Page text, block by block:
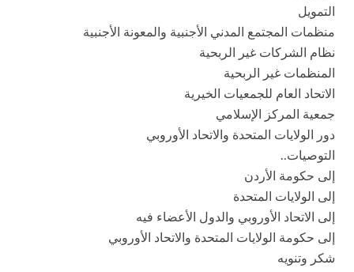
التمويل
منظمات المجتمع المدني الأجنبية والمعونة الأجنبية
نظام الشركات غير الربحية
المنظمات غير الربحية
الاتحاد العام للجمعيات الخيرية
جمعية المركز الإسلامي
دور الولايات المتحدة والاتحاد الأوروبي
التوصيات..
إلى حكومة الأردن
إلى الولايات المتحدة
إلى الاتحاد الأوروبي والدول الأعضاء فيه
إلى حكومة الولايات المتحدة والاتحاد الأوروبي
شكر وتنويه